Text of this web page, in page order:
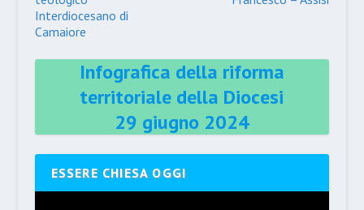
Interdiocesano di
Camaiore
Infografica della riforma
territoriale della Diocesi
29 giugno 2024
ESSERE CHIESA OGGI